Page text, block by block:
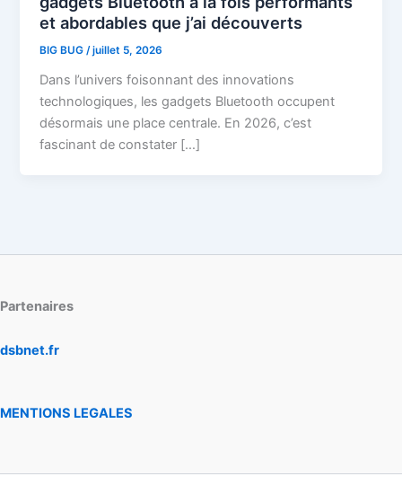
et abordables que j’ai découverts
BIG BUG/juillet 5, 2026
Dans l’univers foisonnant des innovations
technologiques, les gadgets Bluetooth occupent
désormais une place centrale. En 2026, c’est
fascinant de constater […]
Partenaires
dsbnet.fr
MENTIONS LEGALES